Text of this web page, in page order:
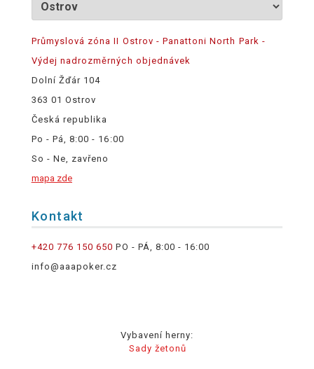
Průmyslová zóna II Ostrov - Panattoni North Park -
Výdej nadrozměrných objednávek
Dolní Žďár 104
363 01 Ostrov
Česká republika
Po - Pá, 8:00 - 16:00
So - Ne, zavřeno
mapa zde
Kontakt
+420 776 150 650 PO - PÁ, 8:00 - 16:00
info@aaapoker.cz
Vybavení herny:
Sady žetonů